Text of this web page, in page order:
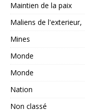
Maintien de la paix
Maliens de l'exterieur,
Mines
Monde
Monde
Nation
Non classé